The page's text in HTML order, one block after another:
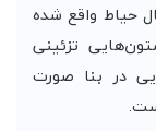
شمال حیاط واقع شده
تزئینی
سال ۱۳۸۴ مرمت‌هایی در بنا صورت